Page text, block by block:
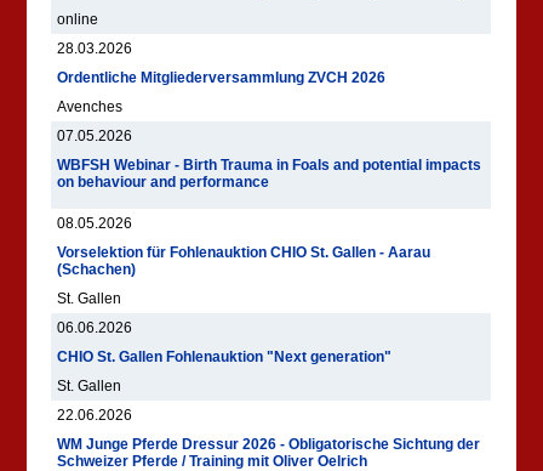
online
28.03.2026
Ordentliche Mitgliederversammlung ZVCH 2026
Avenches
07.05.2026
WBFSH Webinar - Birth Trauma in Foals and potential impacts
on behaviour and performance
08.05.2026
Vorselektion für Fohlenauktion CHIO St. Gallen - Aarau
(Schachen)
St. Gallen
06.06.2026
CHIO St. Gallen Fohlenauktion "Next generation"
St. Gallen
22.06.2026
WM Junge Pferde Dressur 2026 - Obligatorische Sichtung der
Schweizer Pferde / Training mit Oliver Oelrich